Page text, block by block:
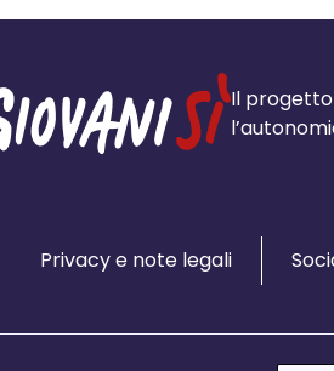
Il
Privacy e note legali